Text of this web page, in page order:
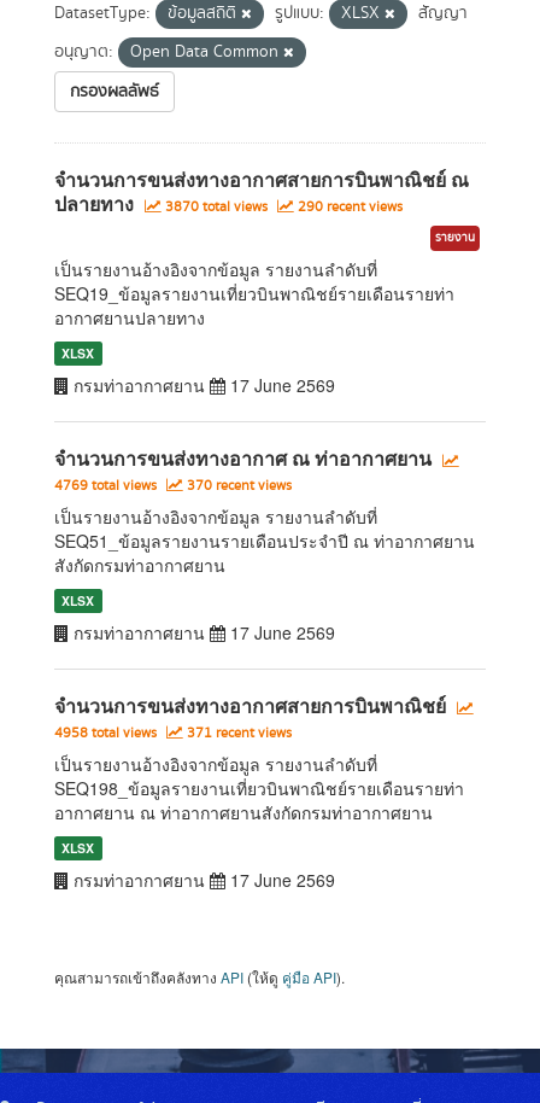
DatasetType:
ข้อมูลสถิติ รูปแบบ: XLSX
สัญญา
อนุญาต:
Open Data Common
กรองผลลัพธ์
จำนวนการขนส่งทางอากาศสายการบินพาณิชย์ ณ
ปลายทาง
3870 total views 290 recent views
รายงาน
เป็นรายงานอ้างอิงจากข้อมูล รายงานลำดับที่
SEQ19_ข้อมูลรายงานเที่ยวบินพาณิชย์รายเดือนรายท่า
อากาศยานปลายทาง
XLSX
กรมท่าอากาศยาน 17 June 2569
จำนวนการขนส่งทางอากาศ ณ ท่าอากาศยาน
4769 total views 370 recent views
เป็นรายงานอ้างอิงจากข้อมูล รายงานลำดับที่
SEQ51_ข้อมูลรายงานรายเดือนประจำปี ณ ท่าอากาศยาน
สังกัดกรมท่าอากาศยาน
XLSX
กรมท่าอากาศยาน 17 June 2569
จำนวนการขนส่งทางอากาศสายการบินพาณิชย์
4958 total views 371 recent views
เป็นรายงานอ้างอิงจากข้อมูล รายงานลำดับที่
SEQ198_ข้อมูลรายงานเที่ยวบินพาณิชย์รายเดือนรายท่า
อากาศยาน ณ ท่าอากาศยานสังกัดกรมท่าอากาศยาน
XLSX
กรมท่าอากาศยาน 17 June 2569
คุณสามารถเข้าถึงคลังทาง API (ให้ดู คู่มือ API).